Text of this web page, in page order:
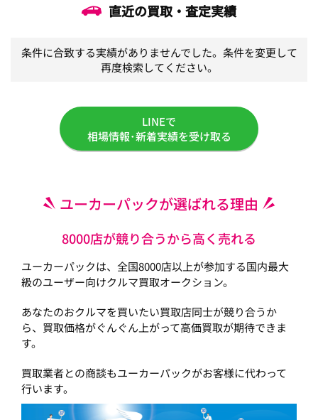
直近の買取・査定実績
条件に合致する実績がありませんでした。条件を変更して
再度検索してください。
LINEで
相場情報･新着実績を受け取る
ユーカーパックが選ばれる理由
8000店が競り合うから高く売れる
ユーカーパックは、全国8000店以上が参加する国内最大
級のユーザー向けクルマ買取オークション。
あなたのおクルマを買いたい買取店同士が競り合うか
ら、買取価格がぐんぐん上がって高価買取が期待できま
す。
買取業者との商談もユーカーパックがお客様に代わって
行います。